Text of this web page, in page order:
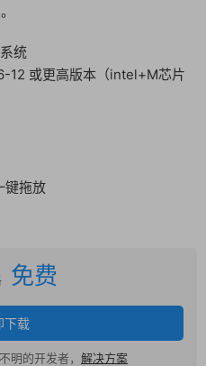
统
12 或更高版本（intel+M芯片
键拖放
免费
下载
的开发者， 解决方案